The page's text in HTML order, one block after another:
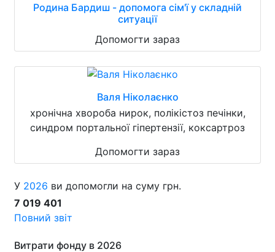
Родина Бардиш - допомога сім'ї у складній
ситуації
Допомогти зараз
Валя Ніколаєнко
хронічна хвороба нирок, полікістоз печінки,
синдром портальної гіпертензії, коксартроз
Допомогти зараз
У 2026 ви допомогли на суму грн.
7 019 401
Повний звіт
Витрати фонду в 2026